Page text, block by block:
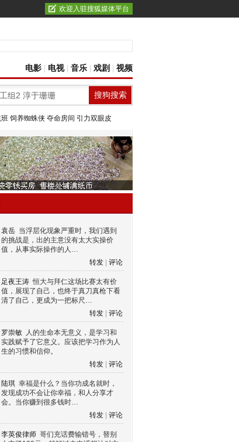
欢迎入驻搜狐媒体平台
电影 电视| 音乐 戏剧 视频
饲养蜘蛛侠 夺命房间 引力双眼皮
袁岳 当浮层化现象严重时，我们遇到
的挑战是，出的主意没有太大实操价
值，从事实际操作的人…
转发
评论
足夜王涛 恒大与拜仁这场比赛太有价
值，展现了自己，也终于真刀真枪下看
清了自己，更成为一把标尺…
转发
评论
罗崇敏 人的生命本无意义，是学习和
实践赋予了它意义。应该把学习作为人
生的习惯和信仰。
转发
评论
陆琪 幸福是什么？当你功成名就时，
发现成功不会让你幸福，和人分享才
会。当你赚到很多钱时…
转发
评论
李英俊律师 哥们充话费输错号，替别